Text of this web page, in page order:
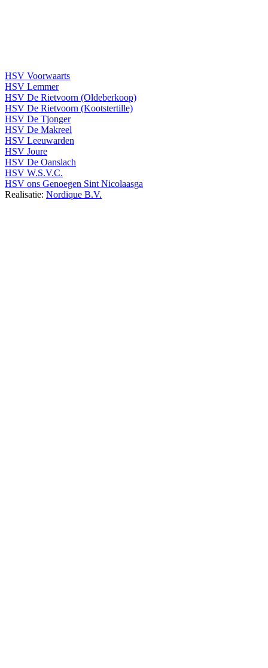
HSV Voorwaarts
HSV Lemmer
HSV De Rietvoorn (Oldeberkoop)
HSV De Rietvoorn (Kootstertille)
HSV De Tjonger
HSV De Makreel
HSV Leeuwarden
HSV Joure
HSV De Oanslach
HSV W.S.V.C.
HSV ons Genoegen Sint Nicolaasga
Realisatie: Nordique B.V.